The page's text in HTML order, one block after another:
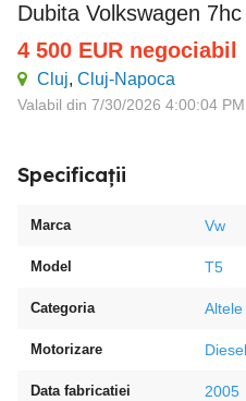
Dubita Volkswagen
4 500 EUR negociabil
Cluj, Cluj-Napoca
Valabil din 7/30/2026 4:00:04 PM
Specificații
Marca Vw
Model T5
Categoria Altele
Motorizare Diesel
Data fabricatiei 2005